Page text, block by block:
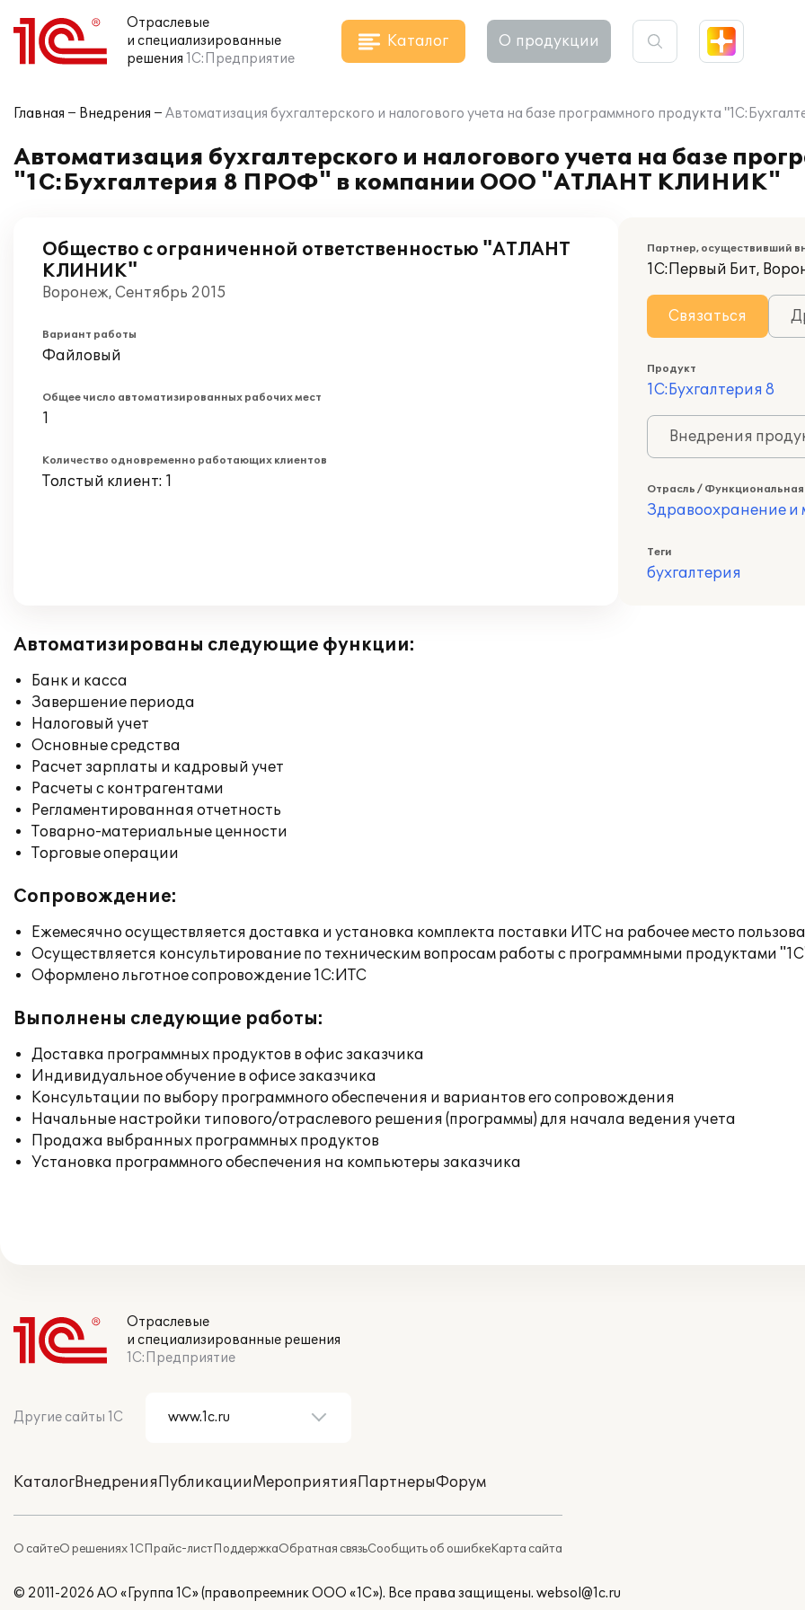
Отраслевые
и специализированные
решения 1С:Предприятие
Каталог О продукции
Главная Внедрения Автоматизация бухгалтерского и налогового учета на базе программного продукта
Автоматизация бухгалтерского и налогового учета на базе
"1С:Бухгалтерия 8 ПРОФ" в компании ООО "АТЛАНТ КЛИНИК"
Общество с ограниченной ответственностью "АТЛАНТ
КЛИНИК"
Воронеж, Сентябрь 2015
Вариант работы
Файловый
Общее число автоматизированных рабочих мест
1
Количество одновременно работающих клиентов
Толстый клиент: 1
Партнер, осуществивший
1С:Первый Бит,
Связаться
Продукт
1С:Бухгалтерия 8
Внедрения
Отрасль / Функциональная
Здравоохранение и
Теги
бухгалтерия
Автоматизированы следующие функции:
Банк и касса
Завершение периода
Налоговый учет
Основные средства
Расчет зарплаты и кадровый учет
Расчеты с контрагентами
Регламентированная отчетность
Товарно-материальные ценности
Торговые операции
Сопровождение:
Ежемесячно осуществляется доставка и установка комплекта поставки ИТС на рабочее место
Осуществляется консультирование по техническим вопросам работы с программными продуктами
Оформлено льготное сопровождение 1С:ИТС
Выполнены следующие работы:
Доставка программных продуктов в офис заказчика
Индивидуальное обучение в офисе заказчика
Консультации по выбору программного обеспечения и вариантов его сопровождения
Начальные настройки типового/отраслевого решения (программы) для начала ведения учета
Продажа выбранных программных продуктов
Установка программного обеспечения на компьютеры заказчика
Отраслевые
и специализированные решения
1С:Предприятие
Другие сайты 1С
КаталогВнедренияПубликацииМероприятияПартнерыФорум
О сайтеО решениях 1СПрайс-листПоддержкаОбратная связьСообщить об ошибкеКарта сайта
© 2011-2026 АО «Группа 1С» (правопреемник ООО «1С»). Все права защищены. websol@1c.ru